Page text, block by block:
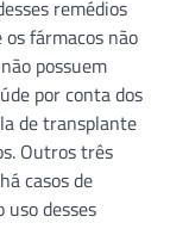
remédios
fármacos não
possuem
por conta dos
de transplante
Outros três
casos de
desses